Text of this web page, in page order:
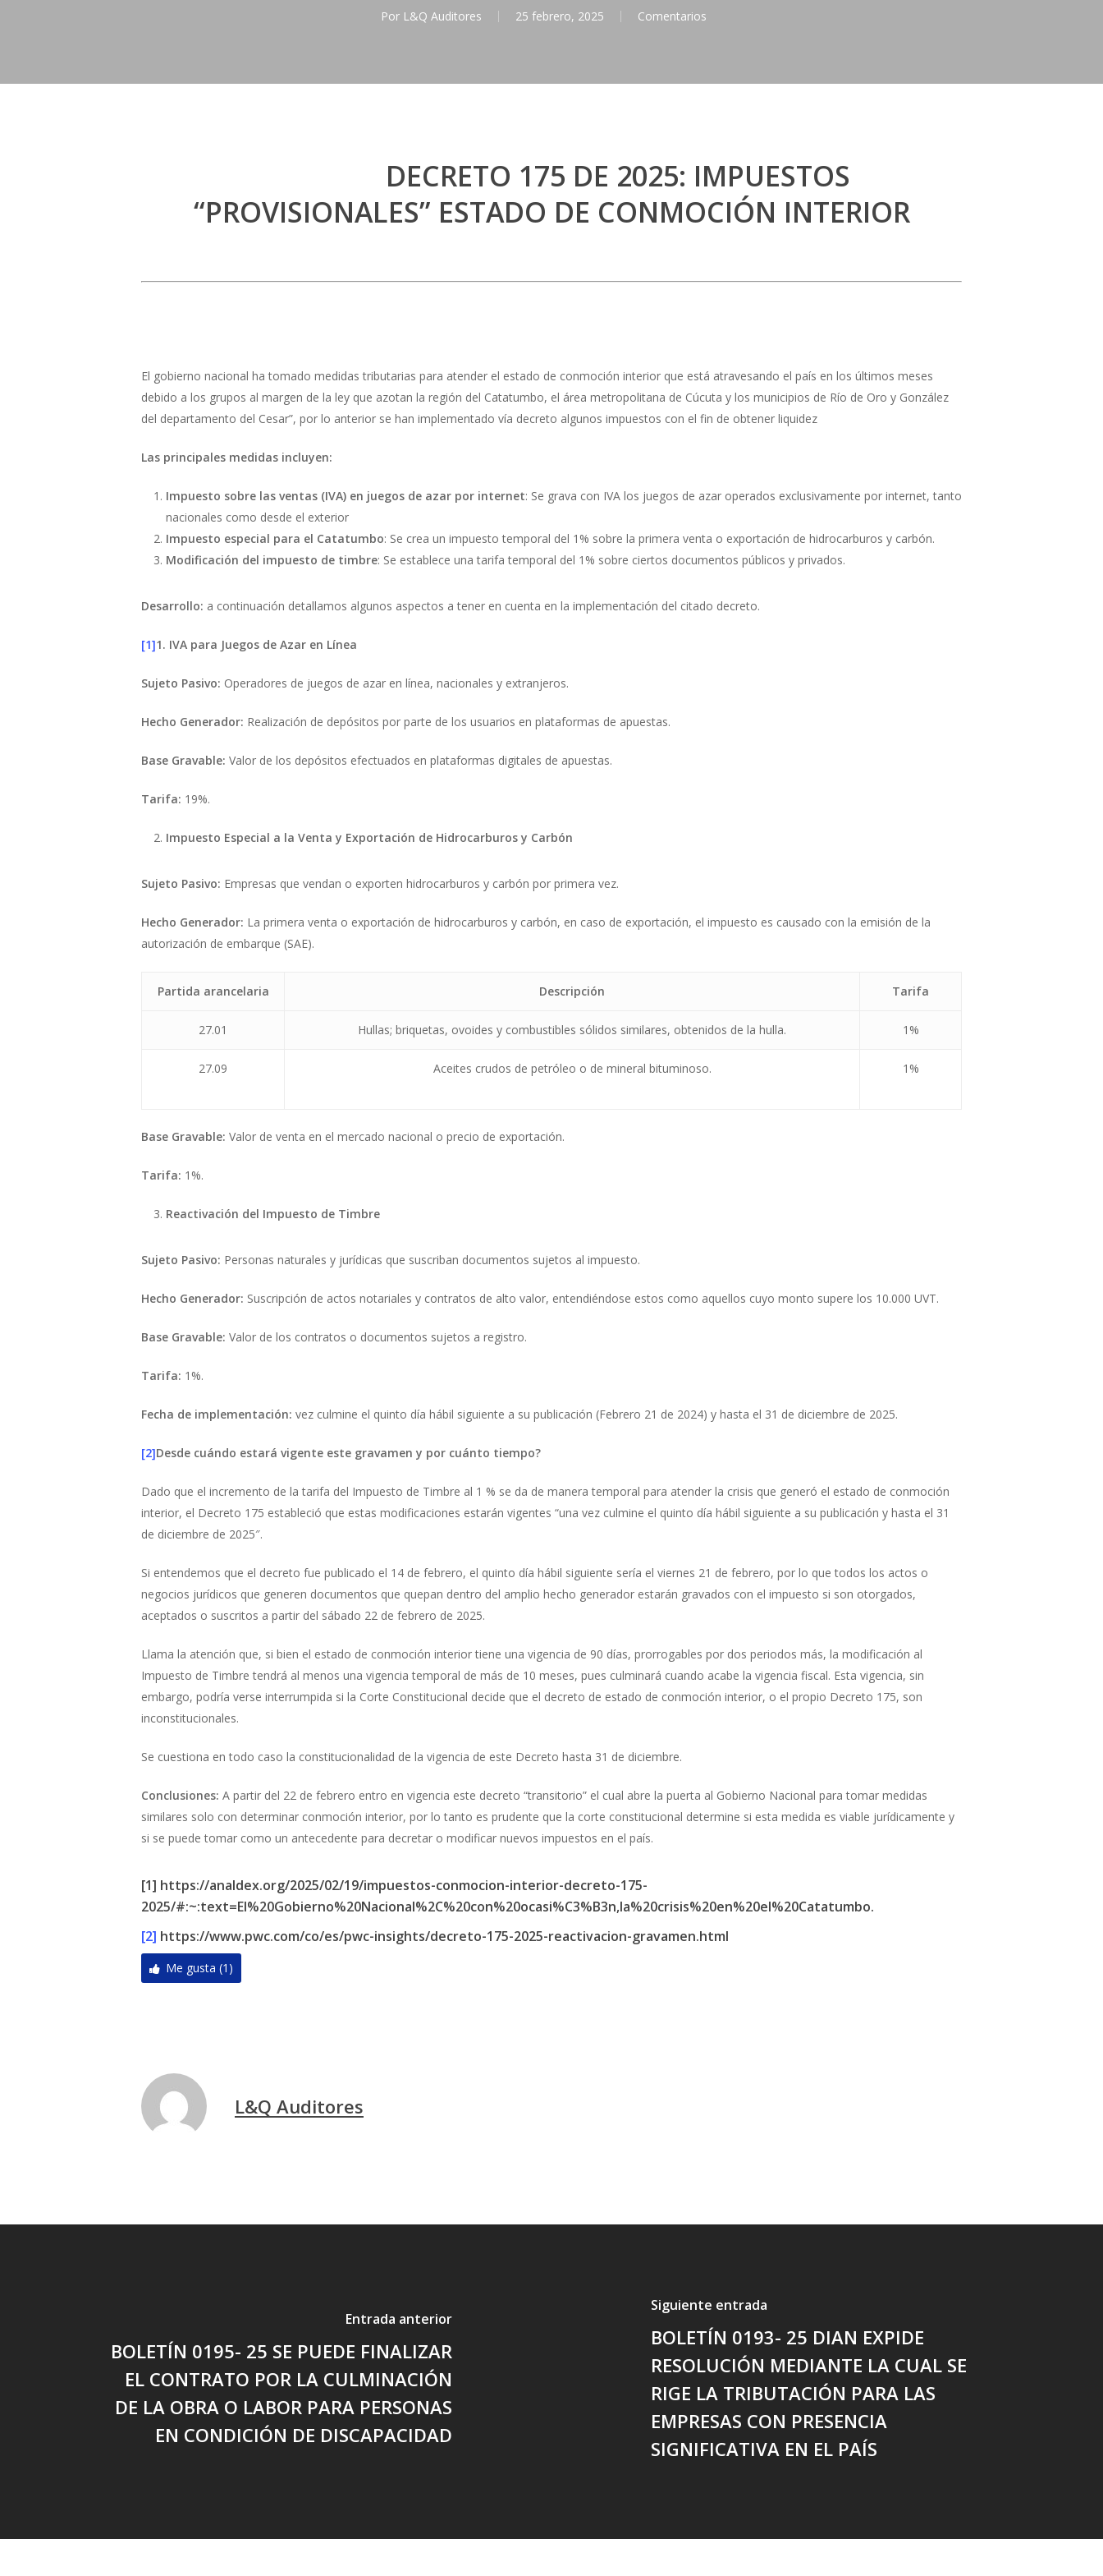
Por L&Q Auditores 25 febrero, 2025 Comentarios
DECRETO 175 DE 2025: IMPUESTOS
“PROVISIONALES” ESTADO DE CONMOCIÓN INTERIOR
El gobierno nacional ha tomado medidas tributarias para atender el estado de conmoción interior que está atravesando el país en los últimos meses
debido a los grupos al margen de la ley que azotan la región del Catatumbo, el área metropolitana de Cúcuta y los municipios de Río de Oro y González
del departamento del Cesar”, por lo anterior se han implementado vía decreto algunos impuestos con el fin de obtener liquidez
Las principales medidas incluyen:
Impuesto sobre las ventas (IVA) en juegos de azar por internet: Se grava con IVA los juegos de azar operados exclusivamente por internet, tanto
nacionales como desde el exterior
Impuesto especial para el Catatumbo: Se crea un impuesto temporal del 1% sobre la primera venta o exportación de hidrocarburos y carbón.
Modificación del impuesto de timbre: Se establece una tarifa temporal del 1% sobre ciertos documentos públicos y privados.
Desarrollo: a continuación detallamos algunos aspectos a tener en cuenta en la implementación del citado decreto.
[1]1. IVA para Juegos de Azar en Línea
Sujeto Pasivo: Operadores de juegos de azar en línea, nacionales y extranjeros.
Hecho Generador: Realización de depósitos por parte de los usuarios en plataformas de apuestas.
Base Gravable: Valor de los depósitos efectuados en plataformas digitales de apuestas.
Tarifa: 19%.
Impuesto Especial a la Venta y Exportación de Hidrocarburos y Carbón
Sujeto Pasivo: Empresas que vendan o exporten hidrocarburos y carbón por primera vez.
Hecho Generador: La primera venta o exportación de hidrocarburos y carbón, en caso de exportación, el impuesto es causado con la emisión de la
autorización de embarque (SAE).
Partida arancelaria Descripción Tarifa
27.01 Hullas; briquetas, ovoides y combustibles sólidos similares, obtenidos de la hulla. 1%
27.09 Aceites crudos de petróleo o de mineral bituminoso. 1%
Base Gravable: Valor de venta en el mercado nacional o precio de exportación.
Tarifa: 1%.
Reactivación del Impuesto de Timbre
Sujeto Pasivo: Personas naturales y jurídicas que suscriban documentos sujetos al impuesto.
Hecho Generador: Suscripción de actos notariales y contratos de alto valor, entendiéndose estos como aquellos cuyo monto supere los 10.000 UVT.
Base Gravable: Valor de los contratos o documentos sujetos a registro.
Tarifa: 1%.
Fecha de implementación: vez culmine el quinto día hábil siguiente a su publicación (Febrero 21 de 2024) y hasta el 31 de diciembre de 2025.
[2]Desde cuándo estará vigente este gravamen y por cuánto tiempo?
Dado que el incremento de la tarifa del Impuesto de Timbre al 1 % se da de manera temporal para atender la crisis que generó el estado de conmoción
interior, el Decreto 175 estableció que estas modificaciones estarán vigentes “una vez culmine el quinto día hábil siguiente a su publicación y hasta el 31
de diciembre de 2025″.
Si entendemos que el decreto fue publicado el 14 de febrero, el quinto día hábil siguiente sería el viernes 21 de febrero, por lo que todos los actos o
negocios jurídicos que generen documentos que quepan dentro del amplio hecho generador estarán gravados con el impuesto si son otorgados,
aceptados o suscritos a partir del sábado 22 de febrero de 2025.
Llama la atención que, si bien el estado de conmoción interior tiene una vigencia de 90 días, prorrogables por dos periodos más, la modificación al
Impuesto de Timbre tendrá al menos una vigencia temporal de más de 10 meses, pues culminará cuando acabe la vigencia fiscal. Esta vigencia, sin
embargo, podría verse interrumpida si la Corte Constitucional decide que el decreto de estado de conmoción interior, o el propio Decreto 175, son
inconstitucionales.
Se cuestiona en todo caso la constitucionalidad de la vigencia de este Decreto hasta 31 de diciembre.
Conclusiones: A partir del 22 de febrero entro en vigencia este decreto “transitorio” el cual abre la puerta al Gobierno Nacional para tomar medidas
similares solo con determinar conmoción interior, por lo tanto es prudente que la corte constitucional determine si esta medida es viable jurídicamente y
si se puede tomar como un antecedente para decretar o modificar nuevos impuestos en el país.
[1] https://analdex.org/2025/02/19/impuestos-conmocion-interior-decreto-175-
2025/#:~:text=El%20Gobierno%20Nacional%2C%20con%20ocasi%C3%B3n,la%20crisis%20en%20el%20Catatumbo.
[2] https://www.pwc.com/co/es/pwc-insights/decreto-175-2025-reactivacion-gravamen.html
Me gusta (1)
L&Q Auditores
Entrada anterior
BOLETÍN 0195- 25 SE PUEDE FINALIZAR
EL CONTRATO POR LA CULMINACIÓN
DE LA OBRA O LABOR PARA PERSONAS
EN CONDICIÓN DE DISCAPACIDAD
Siguiente entrada
BOLETÍN 0193- 25 DIAN EXPIDE
RESOLUCIÓN MEDIANTE LA CUAL SE
RIGE LA TRIBUTACIÓN PARA LAS
EMPRESAS CON PRESENCIA
SIGNIFICATIVA EN EL PAÍS